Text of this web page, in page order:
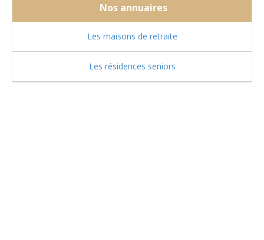
Nos annuaires
Les maisons de retraite
Les résidences seniors